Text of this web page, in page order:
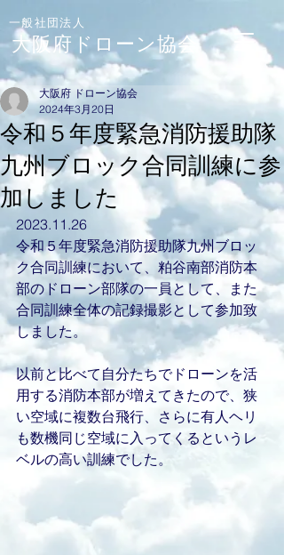
一般社団法人
大阪府ドローン協会
令和５年度緊急消防援助隊
九州ブロック合同訓練に参
加しました
大阪府 ドローン協会
2024年3月20日
2023.11.26
令和５年度緊急消防援助隊九州ブロッ
ク合同訓練において、粕谷南部消防本
部のドローン部隊の一員として、また
合同訓練全体の記録撮影として参加致
しました。
以前と比べて自分たちでドローンを活
用する消防本部が増えてきたので、狭
い空域に複数台飛行、さらに有人ヘリ
も数機同じ空域に入ってくるというレ
ベルの高い訓練でした。